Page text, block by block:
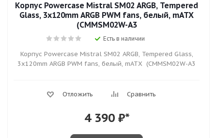
Корпус Powercase Mistral SM02 ARGB, Tempered
Glass, 3x120mm ARGB PWM fans, белый, mATX
(CMMSM02W-A3
Есть в наличии
Корпус Powercase Mistral SM02 ARGB, Tempered Glass,
3x120mm ARGB PWM fans, белый, mATX (CMMSM02W-A3
Отложить Сравнить
4 390₽*